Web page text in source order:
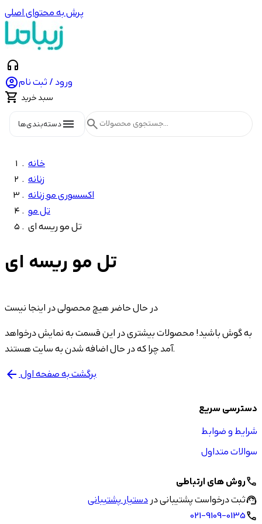
پرش به محتوای اصلی
headphones
ورود / ثبت نام
 سبد خرید
menuدسته‌بندی‌ها search
خانه
زنانه
اکسسوری مو زنانه
تل مو
تل مو ریسه ای
تل مو ریسه ای
در حال حاضر هیچ محصولی در اینجا نیست
به گوش باشید! محصولات بیشتری در این قسمت به نمایش درخواهد
آمد چرا که در حال اضافه شدن به سایت هستند.
arrow_back برگشت به صفحه اول
دسترسی سریع
شرایط و ضوابط
سوالات متداول
callروش های ارتباطی
support_agentثبت درخواست پشتیبانی دردستیار پشتیبانی
call
021-9109-0135